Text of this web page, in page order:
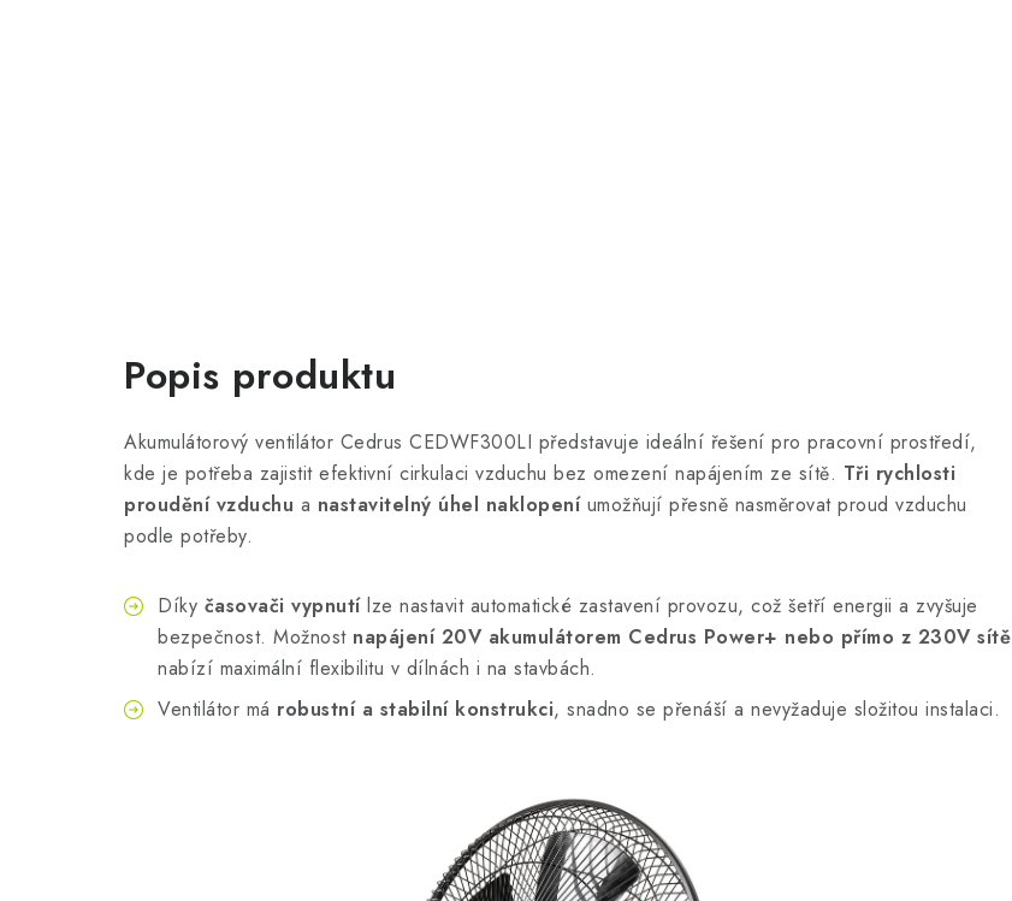
Popis produktu
Akumulátorový ventilátor Cedrus CEDWF300LI představuje ideální řešení pro pracovní prostředí,
kde je potřeba zajistit efektivní cirkulaci vzduchu bez omezení napájením ze sítě. Tři rychlosti
proudění vzduchu a nastavitelný úhel naklopeníumožňují přesně nasměrovat proud vzduchu
podle potřeby.
Díky časovači vypnutílze nastavit automatické zastavení provozu, což šetří energii a zvyšuje
bezpečnost. Možnost napájení 20V akumulátorem Cedrus Power+ nebo přímo z 230V sítě
nabízí maximální flexibilitu v dílnách i na stavbách.
Ventilátor má robustní a stabilní konstrukci, snadno se přenáší a nevyžaduje složitou instalaci.